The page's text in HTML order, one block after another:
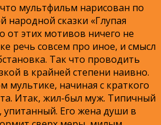
мультфильм нарисован по
народной сказки «Глупая
от этих мотивов ничего не
речь совсем про иное, и смысл
Так что проводить
в крайней степени наивно.
мультике, начиная с краткого
Итак, жил-был муж. Типичный
упитанный. Его жена души в